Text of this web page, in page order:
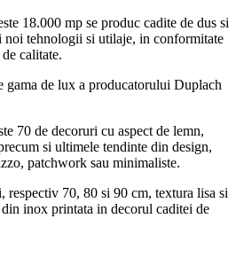
18.000 mp se produc cadite de dus si
noi tehnologii si utilaje, in conformitate
calitate.
gama de lux a producatorului Duplach
70 de decoruri cu aspect de lemn,
si ultimele tendinte din design,
patchwork sau minimaliste.
respectiv 70, 80 si 90 cm, textura lisa si
inox printata in decorul caditei de